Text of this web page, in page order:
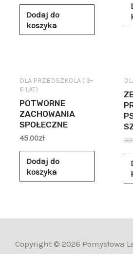
Dodaj do
koszyka
DLA PRZEDSZKOLA ( 3-
6 LAT)
POTWORNE
ZACHOWANIA
SPOŁECZNE
45.00zł
Dodaj do
koszyka
Copyright © 2026 Pomysłowa